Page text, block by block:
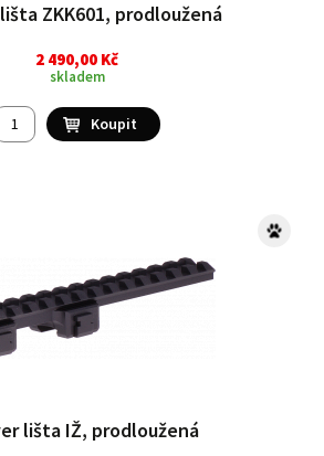
ZKK601, prodloužená
2 490,00 Kč
skladem
lišta IŽ, prodloužená